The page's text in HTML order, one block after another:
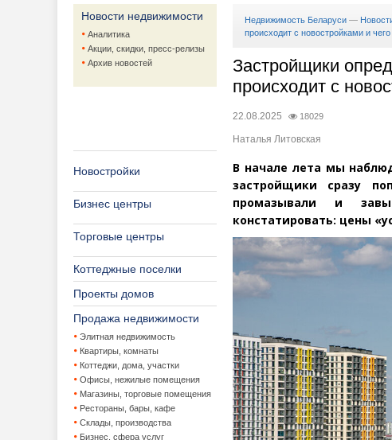
Новости недвижимости
Аналитика
Акции, скидки, пресс-релизы
Архив новостей
Новостройки
Бизнес центры
Торговые центры
Коттеджные поселки
Проекты домов
Продажа недвижимости
Элитная недвижимость
Квартиры, комнаты
Коттеджи, дома, участки
Офисы, нежилые помещения
Магазины, торговые помещения
Рестораны, бары, кафе
Склады, производства
Бизнес, сфера услуг
Недвижимость Беларуси —
происходит с новостройками и
Застройщики
происходит с
22.08.2025 18029
Наталья Литовская
В начале лета мы
застройщики сразу
промазывали и
констатировать: цены «